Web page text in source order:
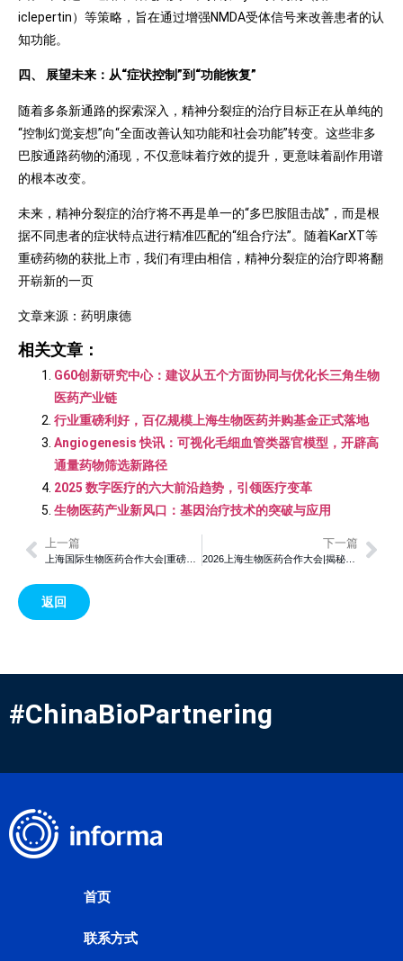
iclepertin）等策略，旨在通过增强NMDA受体信号来改善患者的认
知功能。
四、 展望未来：从“症状控制”到“功能恢复”
随着多条新通路的探索深入，精神分裂症的治疗目标正在从单纯的
“控制幻觉妄想”向“全面改善认知功能和社会功能”转变。这些非多
巴胺通路药物的涌现，不仅意味着疗效的提升，更意味着副作用谱
的根本改变。
未来，精神分裂症的治疗将不再是单一的“多巴胺阻击战”，而是根
据不同患者的症状特点进行精准匹配的“组合疗法”。随着KarXT等
重磅药物的获批上市，我们有理由相信，精神分裂症的治疗即将翻
开崭新的一页
文章来源：药明康德
相关文章：
G60创新研究中心：建议从五个方面协同与优化长三角生物
医药产业链
行业重磅利好，百亿规模上海生物医药并购基金正式落地
Angiogenesis 快讯：可视化毛细血管类器官模型，开辟高
通量药物筛选新路径
2025 数字医疗的六大前沿趋势，引领医疗变革
生物医药产业新风口：基因治疗技术的突破与应用
上一篇 下一篇
2026上海生物医药合作大会|揭秘创新药诞生：一场科学与时间的漫长远征
返回
#ChinaBioPartnering
首页
联系方式